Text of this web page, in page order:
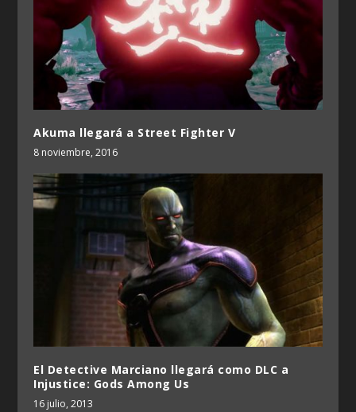
Akuma llegará a Street Fighter V
8 noviembre, 2016
El Detective Marciano llegará como DLC a
Injustice: Gods Among Us
16 julio, 2013